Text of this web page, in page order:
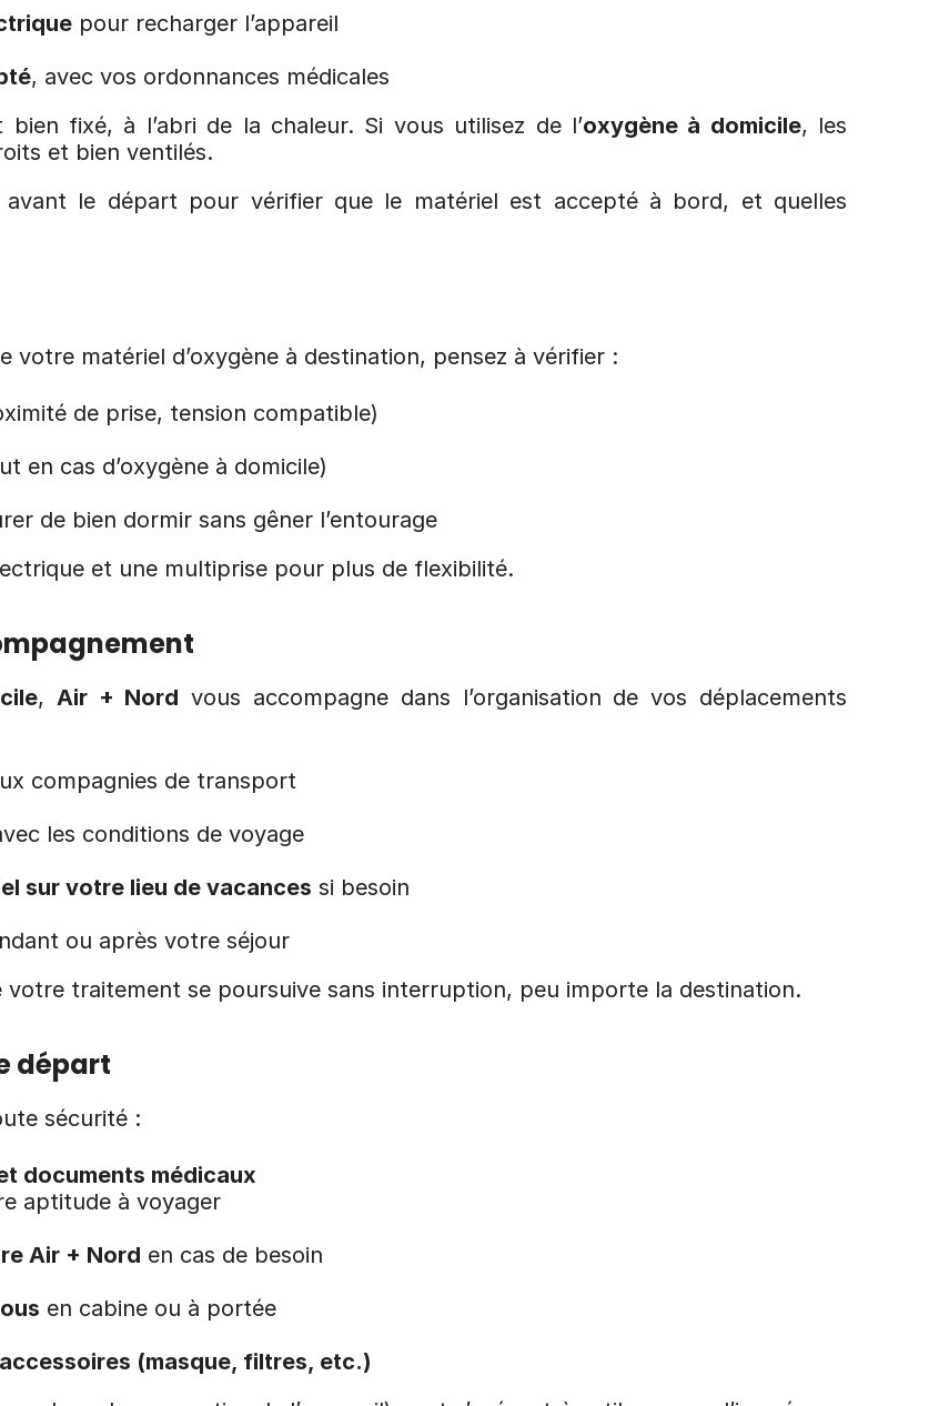
pour recharger l’appareil
, avec vos ordonnances médicales
fixé, à l’abri de la chaleur. Si vous utilisez de l’oxygène à domicile, les
et bien ventilés.
le départ pour vérifier que le matériel est accepté à bord, et quelles
votre matériel d’oxygène à destination, pensez à vérifier :
de prise, tension compatible)
en cas d’oxygène à domicile)
de bien dormir sans gêner l’entourage
et une multiprise pour plus de flexibilité.
, Air + Nord vous accompagne dans l’organisation de vos déplacements
compagnies de transport
les conditions de voyage
sur votre lieu de vacances si besoin
ou après votre séjour
votre traitement se poursuive sans interruption, peu importe la destination.
départ
sécurité :
documents médicaux
aptitude à voyager
Air + Nord en cas de besoin
en cabine ou à portée
(masque, filtres, etc.)